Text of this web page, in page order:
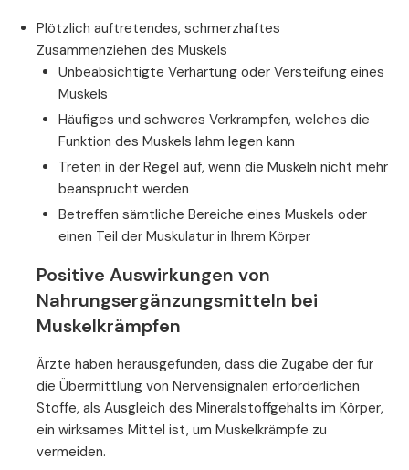
Plötzlich auftretendes, schmerzhaftes
Zusammenziehen des Muskels
Unbeabsichtigte Verhärtung oder Versteifung eines
Muskels
Häufiges und schweres Verkrampfen, welches die
Funktion des Muskels lahm legen kann
Treten in der Regel auf, wenn die Muskeln nicht mehr
beansprucht werden
Betreffen sämtliche Bereiche eines Muskels oder
einen Teil der Muskulatur in Ihrem Körper
Positive Auswirkungen von
Nahrungsergänzungsmitteln bei
Muskelkrämpfen
Ärzte haben herausgefunden, dass die Zugabe der für
die Übermittlung von Nervensignalen erforderlichen
Stoffe, als Ausgleich des Mineralstoffgehalts im Körper,
ein wirksames Mittel ist, um Muskelkrämpfe zu
vermeiden.